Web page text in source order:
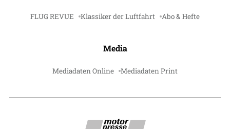
FLUG REVUE Klassiker der Luftfahrt Abo & Hefte
Media
Mediadaten Online Mediadaten Print